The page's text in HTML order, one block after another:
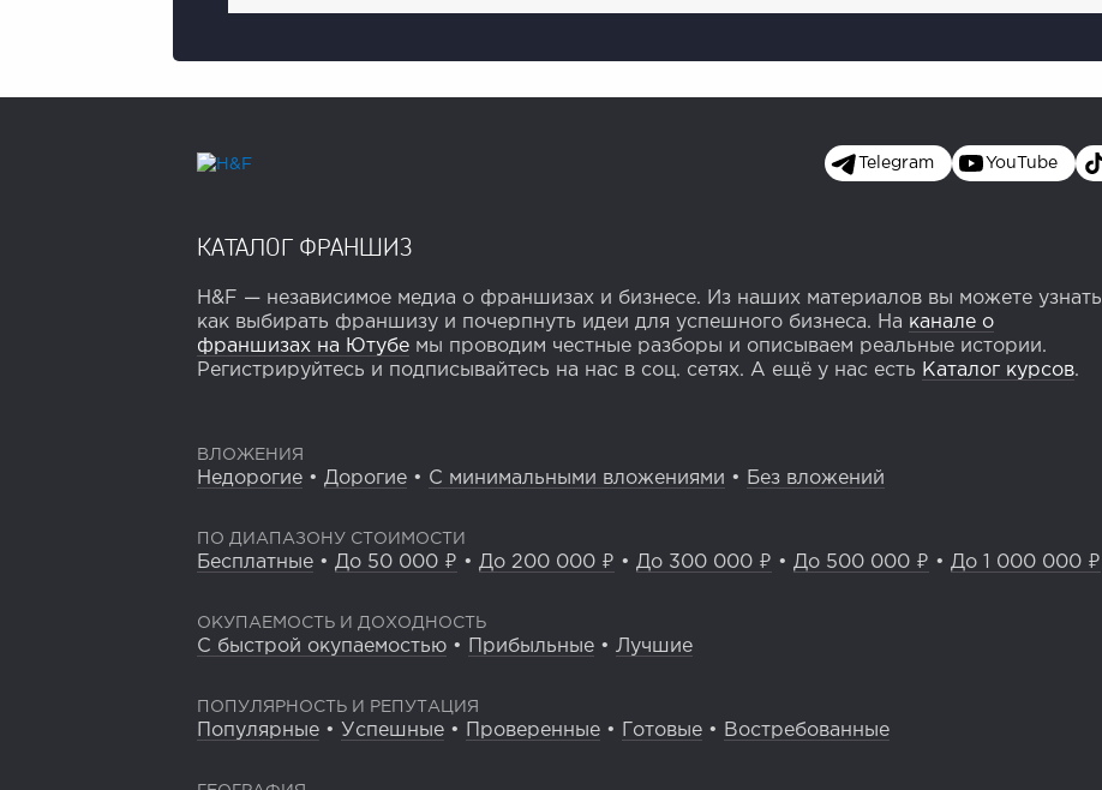
Telegram YouTube
КАТАЛОГ ФРАНШИЗ
H&F — независимое медиа о франшизах и бизнесе. Из наших материалов вы можете узнать
как выбирать франшизу и почерпнуть идеи для успешного бизнеса. На канале о
франшизах на Ютубе мы проводим честные разборы и описываем реальные истории.
Регистрируйтесь и подписывайтесь на нас в соц. сетях. А ещё у нас есть Каталог курсов.
ВЛОЖЕНИЯ
Недорогие • Дорогие • С минимальными вложениями • Без вложений
ПО ДИАПАЗОНУ СТОИМОСТИ
Бесплатные • До 50 000 ₽ • До 200 000 ₽ • До 300 000 ₽ • До 500 000 ₽ • До 1 000 000 ₽
ОКУПАЕМОСТЬ И ДОХОДНОСТЬ
С быстрой окупаемостью • Прибыльные • Лучшие
ПОПУЛЯРНОСТЬ И РЕПУТАЦИЯ
Популярные • Успешные • Проверенные • Готовые • Востребованные